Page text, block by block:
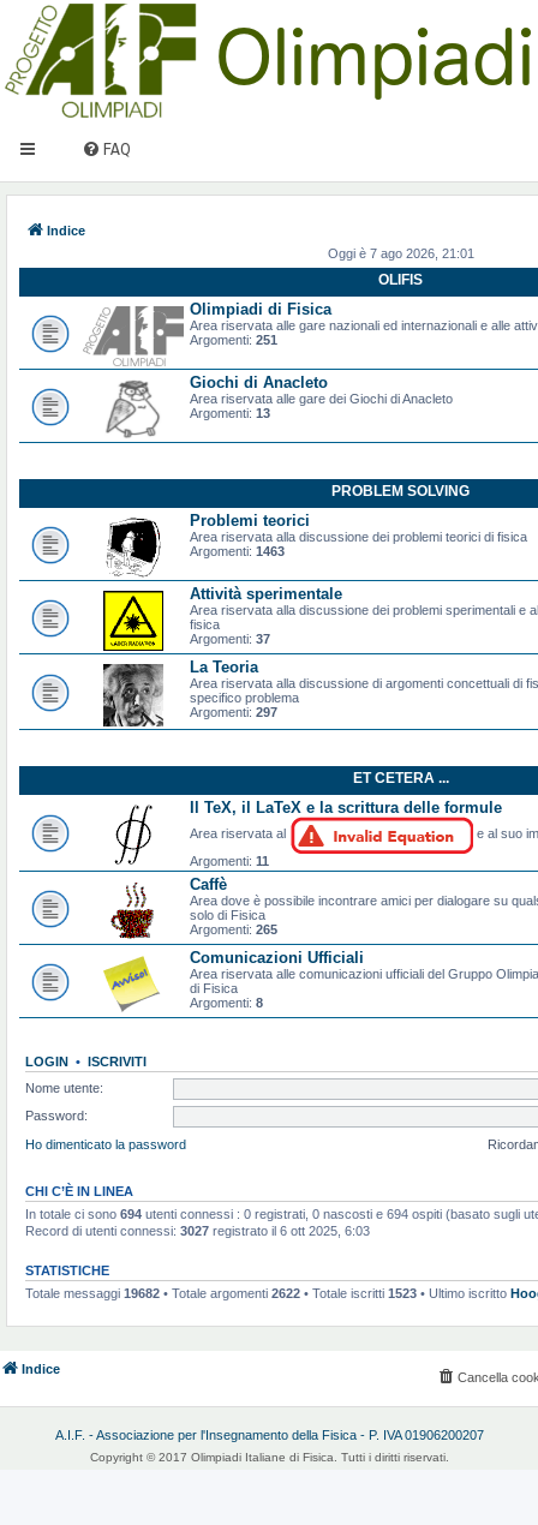
FAQ
Indice
Oggi è 7 ago 2026, 21:01
OLIFIS
Olimpiadi di Fisica
Area riservata alle gare nazionali ed internazionali e alle
Argomenti: 251
Giochi di Anacleto
Area riservata alle gare dei Giochi di Anacleto
Argomenti: 13
PROBLEM SOLVING
Problemi teorici
Area riservata alla discussione dei problemi teorici di fisica
Argomenti: 1463
Attività sperimentale
Area riservata alla discussione dei problemi sperimentali e
fisica
Argomenti: 37
La Teoria
Area riservata alla discussione di argomenti concettuali di
specifico problema
Argomenti: 297
ET CETERA ...
Il TeX, il LaTeX e la scrittura delle formule
Area riservata al
e al suo
Argomenti: 11
Caffè
Area dove è possibile incontrare amici per dialogare su
solo di Fisica
Argomenti: 265
Comunicazioni Ufficiali
Area riservata alle comunicazioni ufficiali del Gruppo
di Fisica
Argomenti: 8
LOGIN • ISCRIVITI
Nome utente:
Password:
Ho dimenticato la password
CHI C’È IN LINEA
In totale ci sono 694 utenti connessi : 0 registrati, 0 nascosti e 694 ospiti (basato sugli
Record di utenti connessi: 3027 registrato il 6 ott 2025, 6:03
STATISTICHE
Totale messaggi 19682 • Totale argomenti 2622 • Totale iscritti 1523 • Ultimo iscritto
Indice
Cancella
A.I.F. - Associazione per l'Insegnamento della Fisica - P. IVA 01906200207
Copyright © 2017 Olimpiadi Italiane di Fisica. Tutti i diritti riservati.